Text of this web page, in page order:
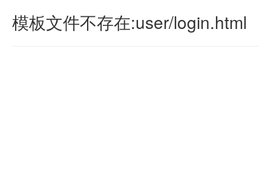
模板文件不存在:user/login.html